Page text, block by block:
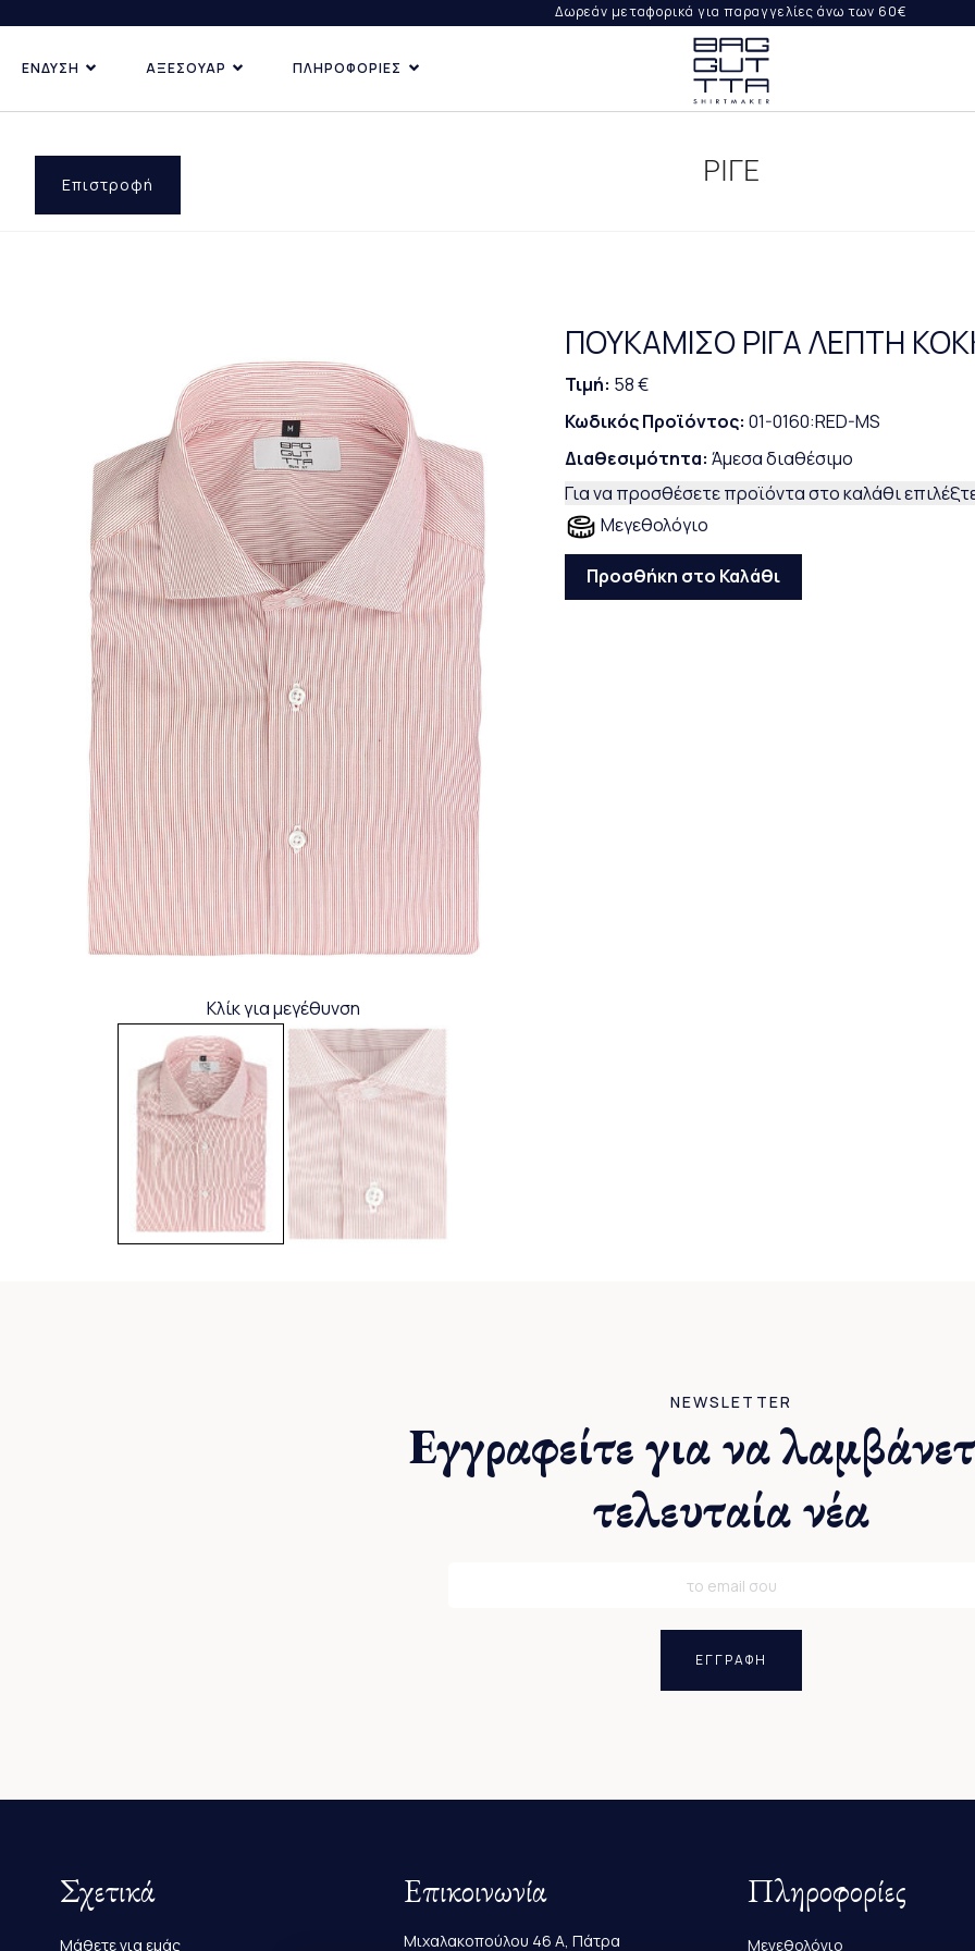
Δωρεάν μεταφορικά για παραγγελίες άνω των 60€
ΕΝΔΥΣΗ ΑΞΕΣΟΥΑΡ ΠΛΗΡΟΦΟΡΙΕΣ
ΡΙΓΕ
Επιστροφή
Κλίκ για μεγέθυνση
ΠΟΥΚΑΜΙΣΟ ΡΙΓΑ ΛΕΠΤΗ
Τιμή: 58 €
Κωδικός Προϊόντος: 01-0160:RED-MS
Διαθεσιμότητα: Άμεσα διαθέσιμο
Για να προσθέσετε προϊόντα στο καλάθι
Μεγεθολόγιο
Προσθήκη στο Καλάθι
NEWSLETTER
Εγγραφείτε για να
τελευταία νέα
ΕΓΓΡΑΦΗ
Σχετικά
Μάθετε για εμάς
Επικοινωνία
Μιχαλακοπούλου 46 Α, Πάτρα
Πληροφορίες
Μεγεθολόγιο